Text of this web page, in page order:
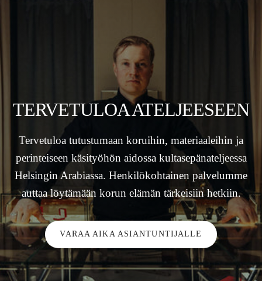
TERVETULOA ATELJEESEEN
Tervetuloa tutustumaan koruihin, materiaaleihin ja
perinteiseen käsityöhön aidossa kultasepänateljeessa
Helsingin Arabiassa. Henkilökohtainen palvelumme
auttaa löytämään korun elämän tärkeisiin hetkiin.
VARAA AIKA ASIANTUNTIJALLE